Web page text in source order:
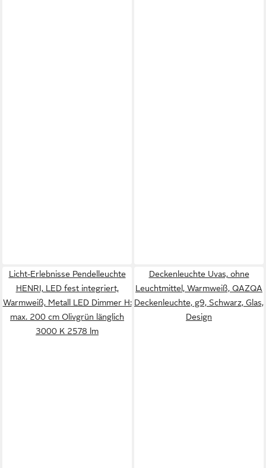
Licht-Erlebnisse Pendelleuchte
HENRI, LED fest integriert,
Warmweiß, Metall LED Dimmer H:
max. 200 cm Olivgrün länglich
3000 K 2578 lm
Deckenleuchte Uvas, ohne
Leuchtmittel, Warmweiß, QAZQA
Deckenleuchte, g9, Schwarz, Glas,
Design